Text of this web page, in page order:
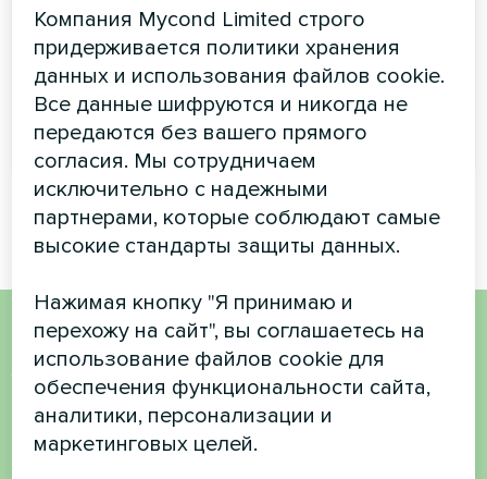
теперь до четырех наружных блоков можно
объединить в систему мощностью от 25 до 380 кВт.
ЧИТАТЬ ДАЛЕЕ
Хотите купить или у вас
есть вопросы?
Свяжитесь с нами, и мы поможем вам
Компания Mycond Limited строго
придерживается политики хранения
данных и использования файлов cookie.
Все данные шифруются и никогда не
передаются без вашего прямого
согласия. Мы сотрудничаем
исключительно с надежными
партнерами, которые соблюдают самые
высокие стандарты защиты данных.
Нажимая кнопку "Я принимаю и
перехожу на сайт", вы соглашаетесь на
использование файлов cookie для
обеспечения функциональности сайта,
аналитики, персонализации и
маркетинговых целей.